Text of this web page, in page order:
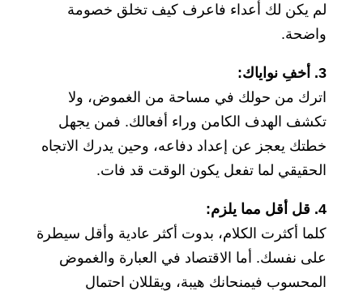
لم يكن لك أعداء فاعرف كيف تخلق خصومة
واضحة.
3. أخفِ نواياك:
اترك من حولك في مساحة من الغموض، ولا
تكشف الهدف الكامن وراء أفعالك. فمن يجهل
خطتك يعجز عن إعداد دفاعه، وحين يدرك الاتجاه
الحقيقي لما تفعل يكون الوقت قد فات.
4. قل أقل مما يلزم:
كلما أكثرت الكلام، بدوت أكثر عادية وأقل سيطرة
على نفسك. أما الاقتصاد في العبارة والغموض
المحسوب فيمنحانك هيبة، ويقللان احتمال